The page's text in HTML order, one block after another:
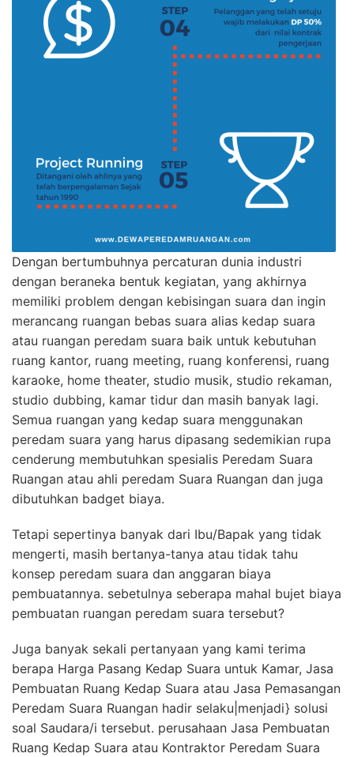
Dengan bertumbuhnya percaturan dunia industri
dengan beraneka bentuk kegiatan, yang akhirnya
memiliki problem dengan kebisingan suara dan ingin
merancang ruangan bebas suara alias kedap suara
atau ruangan peredam suara baik untuk kebutuhan
ruang kantor, ruang meeting, ruang konferensi, ruang
karaoke, home theater, studio musik, studio rekaman,
studio dubbing, kamar tidur dan masih banyak lagi.
Semua ruangan yang kedap suara menggunakan
peredam suara yang harus dipasang sedemikian rupa
cenderung membutuhkan spesialis Peredam Suara
Ruangan atau ahli peredam Suara Ruangan dan juga
dibutuhkan badget biaya.
Tetapi sepertinya banyak dari Ibu/Bapak yang tidak
mengerti, masih bertanya-tanya atau tidak tahu
konsep peredam suara dan anggaran biaya
pembuatannya. sebetulnya seberapa mahal bujet biaya
pembuatan ruangan peredam suara tersebut?
Juga banyak sekali pertanyaan yang kami terima
berapa Harga Pasang Kedap Suara untuk Kamar, Jasa
Pembuatan Ruang Kedap Suara atau Jasa Pemasangan
Peredam Suara Ruangan hadir selaku|menjadi} solusi
soal Saudara/i tersebut. perusahaan Jasa Pembuatan
Ruang Kedap Suara atau Kontraktor Peredam Suara